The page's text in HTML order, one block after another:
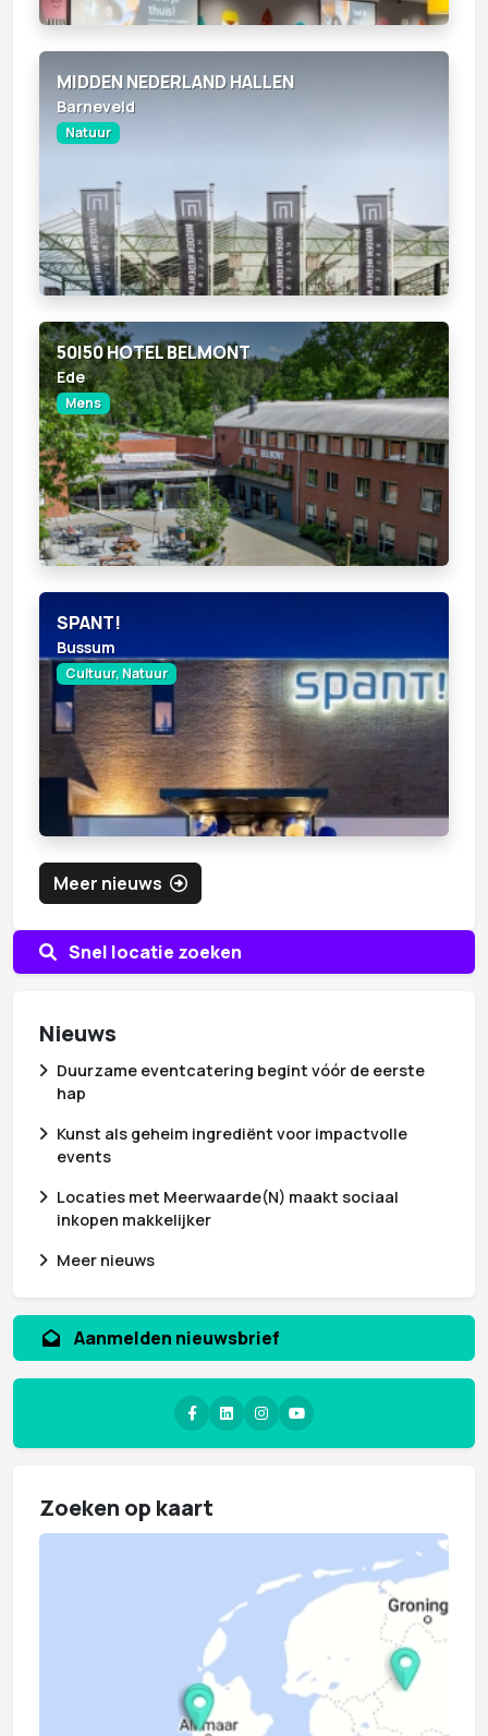
Snel locatie zoeken
Nieuws
Duurzame eventcatering begint vóór de eerste
hap
Kunst als geheim ingrediënt voor impactvolle
events
Locaties met Meerwaarde(N) maakt sociaal
inkopen makkelijker
Meer nieuws
Aanvragen whitepaper
Zoeken op kaart
MIDDEN NEDERLAND HALLEN
Barneveld
Natuur
50|50 HOTEL BELMONT
Ede
Mens
SPANT!
Bussum
Cultuur, Natuur
Meer nieuws